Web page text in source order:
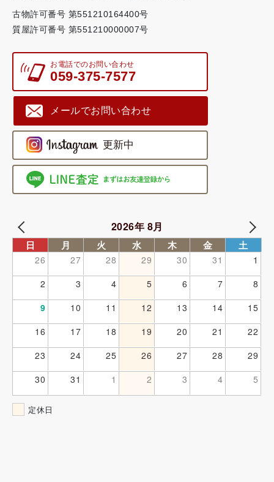
古物許可番号 第551210164400号
質屋許可番号 第551210000007号
お電話でのお問い合わせ
059-375-7577
メールでお問い合わせ
2026年 8月
日 月 火 水 木 金 土
26 27 28 29 30 31
1
2
3 4 5 6 7
8
9
10 11 12 13 14
15
16
17 18 19 20 21
22
23
24 25 26 27 28
29
30
31 1 2 3 4 5
定休日